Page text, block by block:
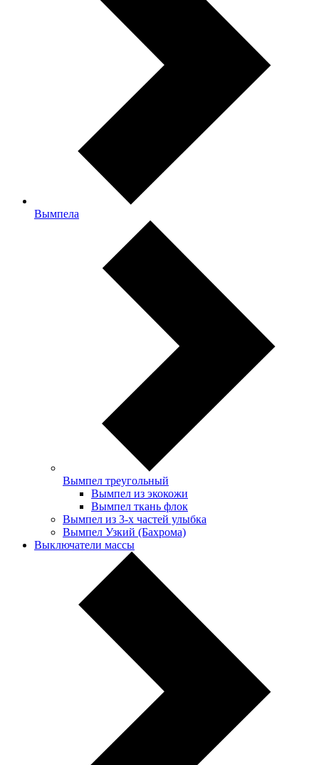
Вымпела
Вымпел треугольный
Вымпел из экокожи
Вымпел ткань флок
Вымпел из 3-х частей улыбка
Вымпел Узкий (Бахрома)
Выключатели массы